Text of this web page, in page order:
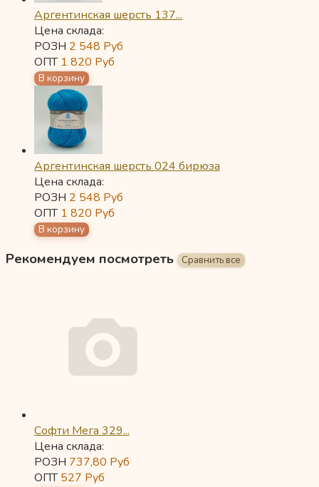
Аргентинская шерсть 137...
Цена склада:
РОЗН 2 548 Руб
ОПТ 1 820 Руб
Аргентинская шерсть 024 бирюза
Цена склада:
РОЗН 2 548 Руб
ОПТ 1 820 Руб
Рекомендуем посмотреть
Софти Мега 329...
Цена склада:
РОЗН 737,80 Руб
ОПТ527 Руб